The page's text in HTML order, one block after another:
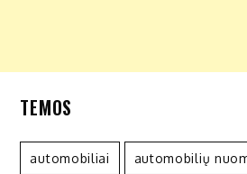
TEMOS
automobiliai automobilių